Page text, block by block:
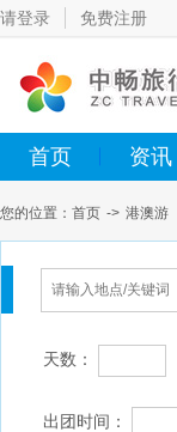
请登录 免费注册
首页 资讯
您的位置： 首页 -> 港澳游
天数：
出团时间：